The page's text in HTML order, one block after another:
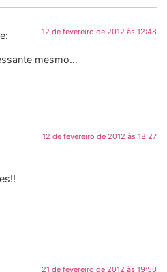
12 de fevereiro de 2012 às 12:48
mesmo…
12 de fevereiro de 2012 às 18:27
21 de fevereiro de 2012 às 19:50